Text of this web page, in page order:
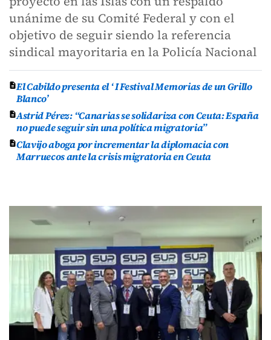
unánime de su Comité Federal y con el
objetivo de seguir siendo la referencia
sindical mayoritaria en la Policía Nacional
El Cabildo presenta el ‘ I Festival Memorias de un Grillo
Blanco’
Astrid Pérez: “Canarias se solidariza con Ceuta: España
no puede seguir sin una política migratoria”
Clavijo aboga por incrementar la diplomacia con
Marruecos ante la crisis migratoria en Ceuta